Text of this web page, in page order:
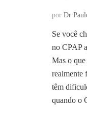
por Dr
Se você
no CPAP
Mas o
realmente
têm
quando o